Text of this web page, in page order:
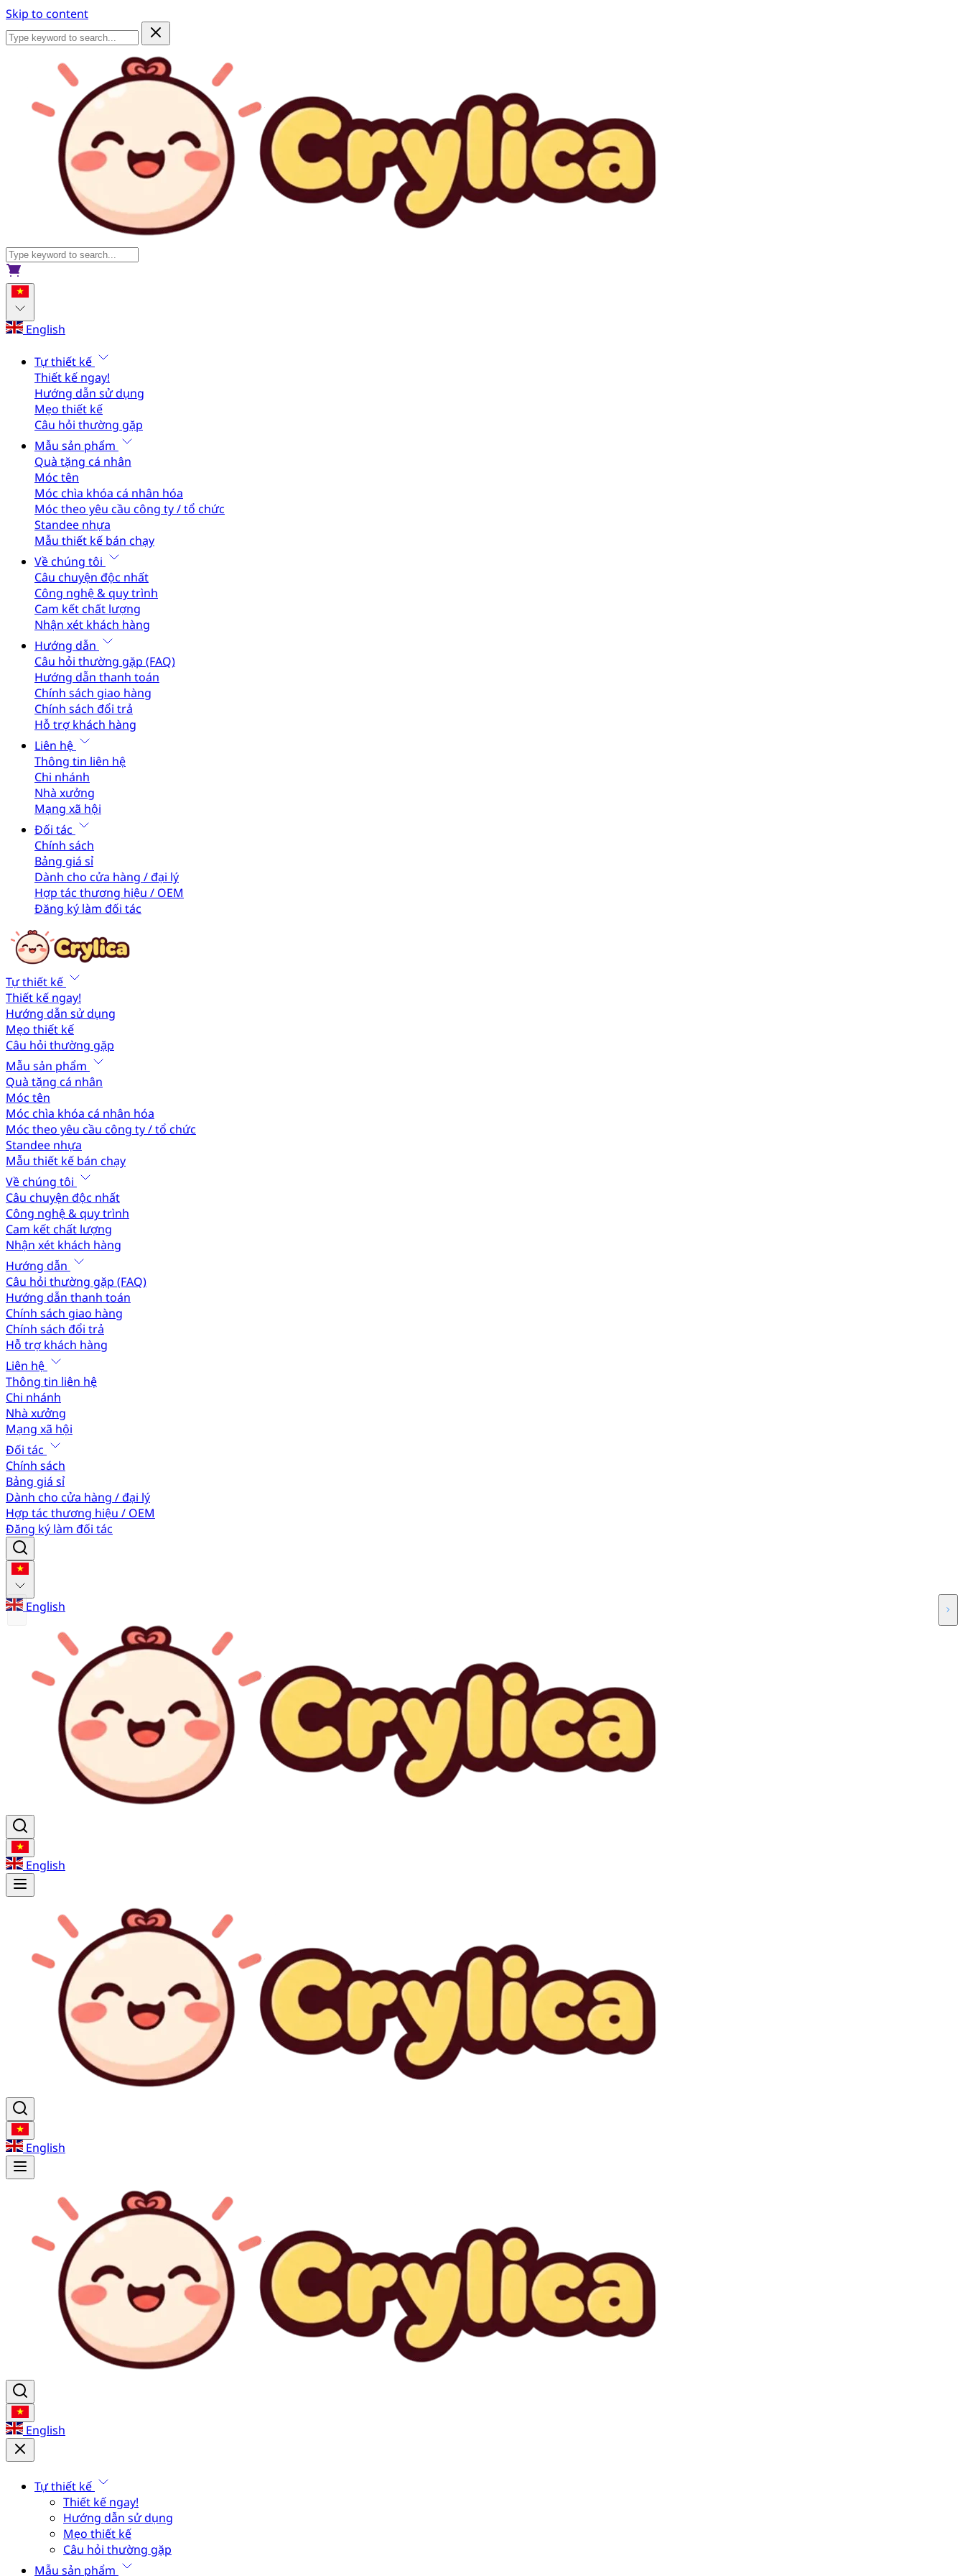
Skip to content
English
Tự thiết kế
Thiết kế ngay!
Hướng dẫn sử dụng
Mẹo thiết kế
Câu hỏi thường gặp
Mẫu sản phẩm
Quà tặng cá nhân
Móc tên
Móc chìa khóa cá nhân hóa
Móc theo yêu cầu công ty / tổ chức
Standee nhựa
Mẫu thiết kế bán chạy
Về chúng tôi
Câu chuyện độc nhất
Công nghệ & quy trình
Cam kết chất lượng
Nhận xét khách hàng
Hướng dẫn
Câu hỏi thường gặp (FAQ)
Hướng dẫn thanh toán
Chính sách giao hàng
Chính sách đổi trả
Hỗ trợ khách hàng
Liên hệ
Thông tin liên hệ
Chi nhánh
Nhà xưởng
Mạng xã hội
Đối tác
Chính sách
Bảng giá sỉ
Dành cho cửa hàng / đại lý
Hợp tác thương hiệu / OEM
Đăng ký làm đối tác
Tự thiết kế
Thiết kế ngay!
Hướng dẫn sử dụng
Mẹo thiết kế
Câu hỏi thường gặp
Mẫu sản phẩm
Quà tặng cá nhân
Móc tên
Móc chìa khóa cá nhân hóa
Móc theo yêu cầu công ty / tổ chức
Standee nhựa
Mẫu thiết kế bán chạy
Về chúng tôi
Câu chuyện độc nhất
Công nghệ & quy trình
Cam kết chất lượng
Nhận xét khách hàng
Hướng dẫn
Câu hỏi thường gặp (FAQ)
Hướng dẫn thanh toán
Chính sách giao hàng
Chính sách đổi trả
Hỗ trợ khách hàng
Liên hệ
Thông tin liên hệ
Chi nhánh
Nhà xưởng
Mạng xã hội
Đối tác
Chính sách
Bảng giá sỉ
Dành cho cửa hàng / đại lý
Hợp tác thương hiệu / OEM
Đăng ký làm đối tác
English
English
English
English
Tự thiết kế
Thiết kế ngay!
Hướng dẫn sử dụng
Mẹo thiết kế
Câu hỏi thường gặp
Mẫu sản phẩm